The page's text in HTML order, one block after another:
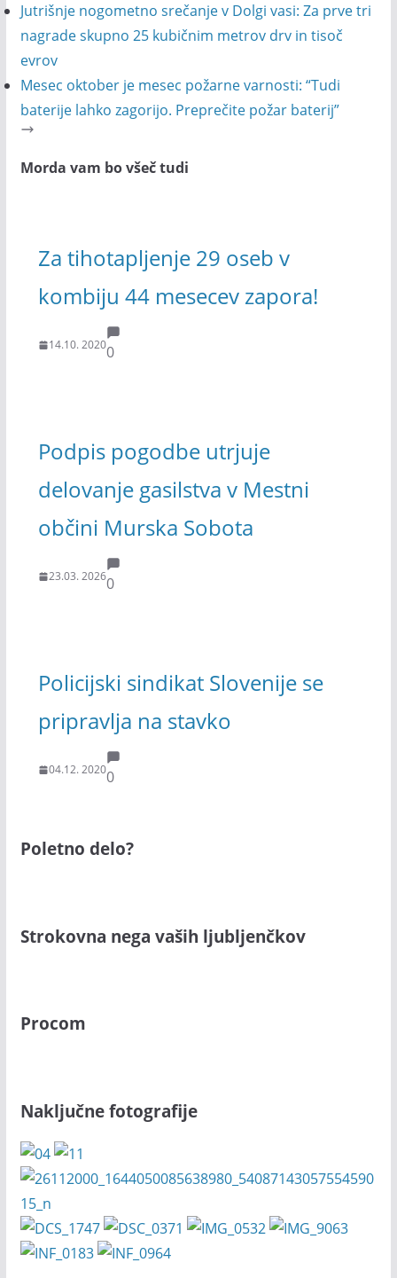
Jutrišnje nogometno srečanje v Dolgi vasi: Za prve tri
nagrade skupno 25 kubičnim metrov drv in tisoč
evrov
Mesec oktober je mesec požarne varnosti: “Tudi
baterije lahko zagorijo. Preprečite požar baterij”
Morda vam bo všeč tudi
Za tihotapljenje 29 oseb v
kombiju 44 mesecev zapora!
14.10. 20200
Podpis pogodbe utrjuje
delovanje gasilstva v Mestni
občini Murska Sobota
23.03. 20260
Policijski sindikat Slovenije se
pripravlja na stavko
04.12. 20200
Poletno delo?
Strokovna nega vaših ljubljenčkov
Procom
Naključne fotografije